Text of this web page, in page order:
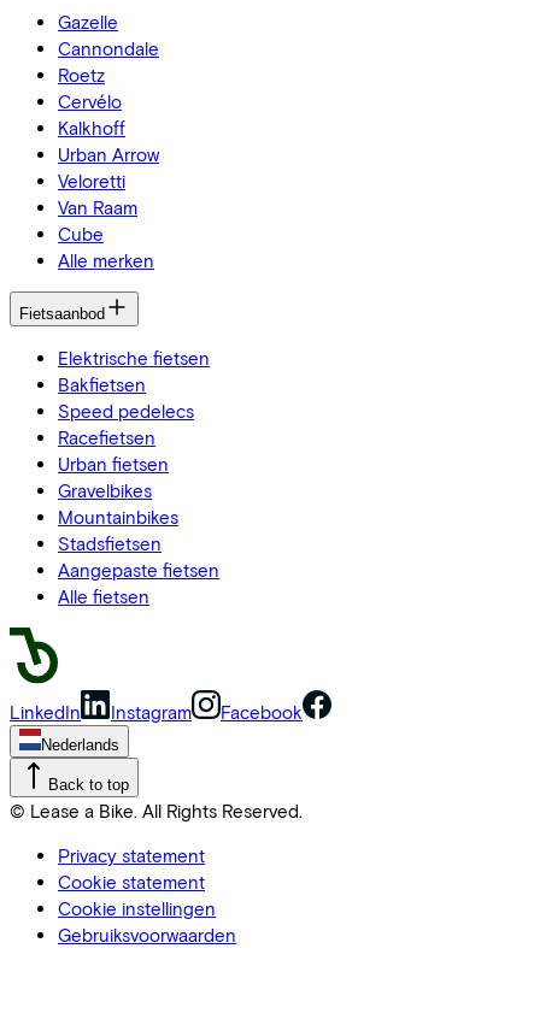
Gazelle
Cannondale
Roetz
Cervélo
Kalkhoff
Urban Arrow
Veloretti
Van Raam
Cube
Alle merken
Fietsaanbod
Elektrische fietsen
Bakfietsen
Speed pedelecs
Racefietsen
Urban fietsen
Gravelbikes
Mountainbikes
Stadsfietsen
Aangepaste fietsen
Alle fietsen
LinkedIn Instagram Facebook
Nederlands
Back to top
© Lease a Bike. All Rights Reserved.
Privacy statement
Cookie statement
Cookie instellingen
Gebruiksvoorwaarden